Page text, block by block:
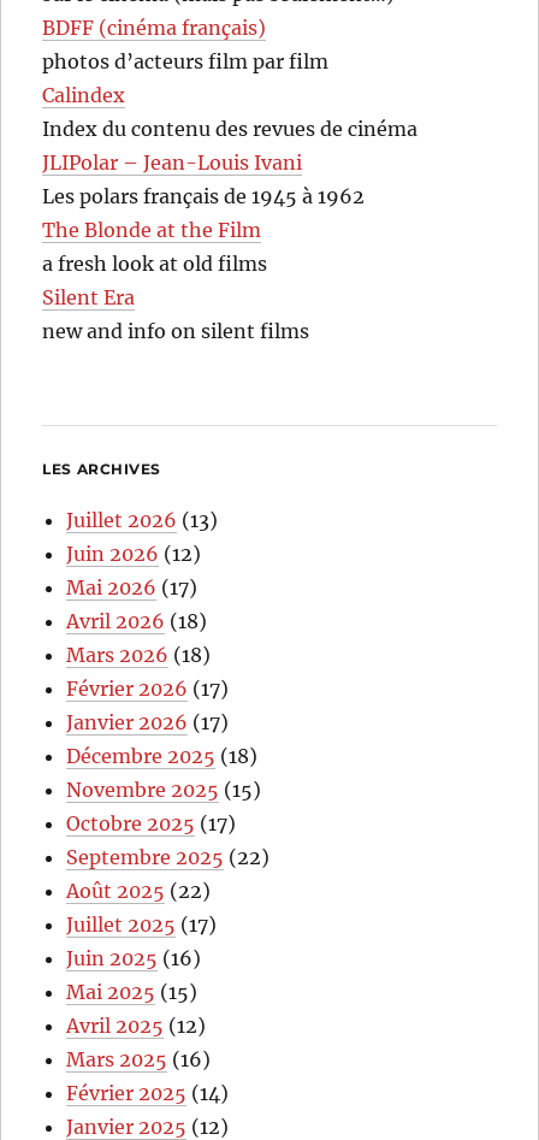
BDFF (cinéma français)
photos d’acteurs film par film
Calindex
Index du contenu des revues de cinéma
JLIPolar – Jean-Louis Ivani
Les polars français de 1945 à 1962
The Blonde at the Film
a fresh look at old films
Silent Era
new and info on silent films
LES ARCHIVES
Juillet 2026 (13)
Juin 2026 (12)
Mai 2026 (17)
Avril 2026 (18)
Mars 2026 (18)
Février 2026 (17)
Janvier 2026 (17)
Décembre 2025 (18)
Novembre 2025 (15)
Octobre 2025 (17)
Septembre 2025 (22)
Août 2025 (22)
Juillet 2025 (17)
Juin 2025 (16)
Mai 2025 (15)
Avril 2025 (12)
Mars 2025 (16)
Février 2025 (14)
Janvier 2025 (12)